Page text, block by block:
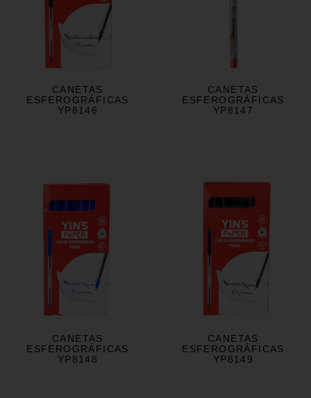
CANETAS
ESFEROGRÁFICAS
YP8146
CANETAS
ESFEROGRÁFICAS
YP8147
CANETAS
ESFEROGRÁFICAS
YP8148
CANETAS
ESFEROGRÁFICAS
YP8149